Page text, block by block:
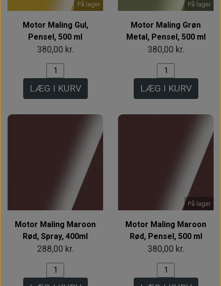
På lager
Motor Maling Gul,
Pensel, 500 ml
380,00 kr.
LÆG I KURV
På lager
Motor Maling Grøn
Metal, Pensel, 500 ml
380,00 kr.
LÆG I KURV
Motor Maling Maroon
Rød, Spray, 400ml
288,00 kr.
På lager
Motor Maling Maroon
Rød, Pensel, 500 ml
380,00 kr.